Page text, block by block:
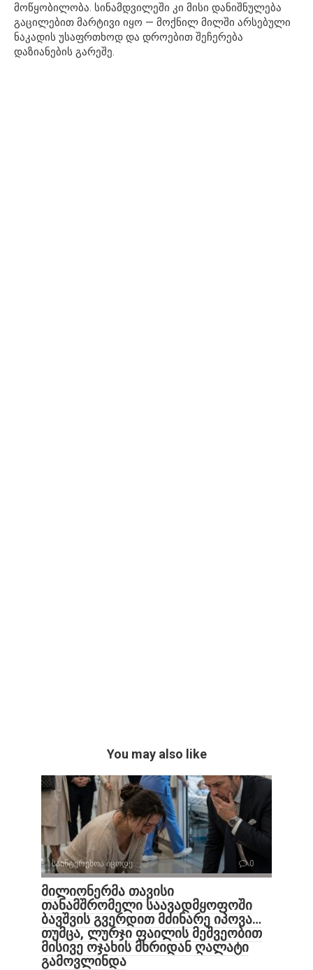
მოწყობილობა. სინამდვილეში კი მისი დანიშნულება
გაცილებით მარტივი იყო — მოქნილ მილში არსებული
ნაკადის უსაფრთხოდ და დროებით შეჩერება
დაზიანების გარეშე.
You may also like
საინტერესოა იცოდე 0
მილიონერმა თავისი
თანამშრომელი საავადმყოფოში
ბავშვის გვერდით მძინარე იპოვა…
თუმცა, ლურჯი ფაილის მეშვეობით
მისივე ოჯახის მხრიდან ღალატი
გამოვლინდა